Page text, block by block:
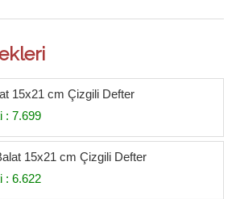
15x21 cm Çizgili Defter
: 7.699
15x21 cm Çizgili Defter
: 6.622